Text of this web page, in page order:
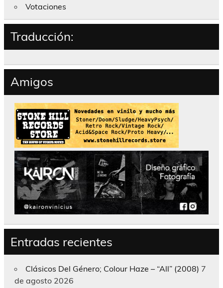
Votaciones
Traducción:
Amigos
Entradas recientes
Clásicos Del Género; Colour Haze – “All” (2008) 7
de agosto 2026